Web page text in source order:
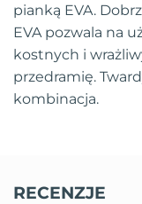
pianką EVA.
EVA pozwala na
kostnych i
przedramię.
kombinacja.
RECENZJE